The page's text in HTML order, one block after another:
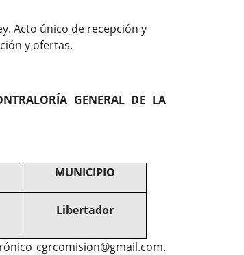
Acto único de recepción y
y ofertas.
GENERAL DE LA
MUNICIPIO
Libertador
cgrcomision@gmail.com.